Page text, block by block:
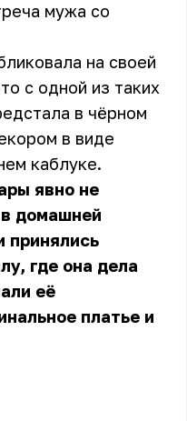
мужа со
на своей
с одной из таких
в чёрном
в виде
каблуке.
явно не
домашней
принялись
где она дела
её
платье и